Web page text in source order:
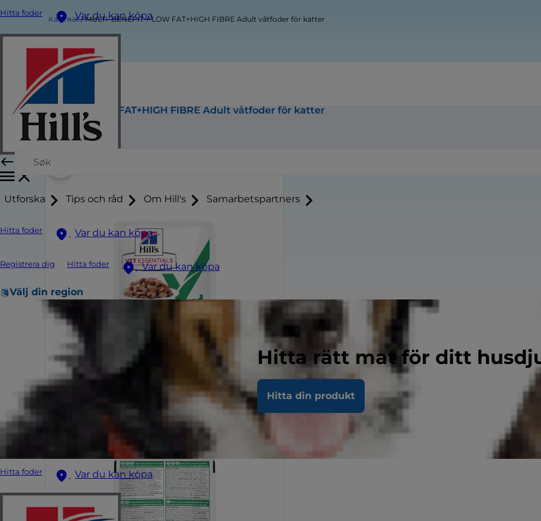
Hitta foder Var du kan köpa
Utforska Tips och råd Om Hill's Samarbetspartners
Hitta foder Var du kan köpa
Registrera dig Hitta foder Var du kan köpa
Välj din region
Hitta rätt mat för ditt
Hitta din produkt
Hitta foder Var du kan köpa
Kattmat MULTI-BENEFIT + LOW FAT+HIGH FIBRE Adult våtfoder för katter
MULTI-BENEFIT + LOW FAT+HIGH FIBRE Adult våtfoder för katter